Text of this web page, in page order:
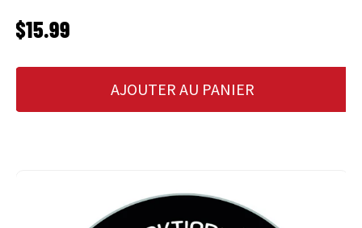
PRIX HABITUEL
$15.99
AJOUTER AU PANIER